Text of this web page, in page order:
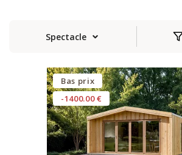
Spectacle
Bas prix
-1400.00 €